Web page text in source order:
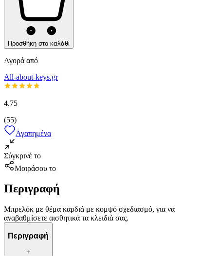
Προσθήκη στο καλάθι
Αγορά από
All-about-keys.gr
4.75
(55)
Αγαπημένα
Σύγκρινέ το
Μοιράσου το
Περιγραφή
Μπρελόκ με θέμα καρδιά με κομψό σχεδιασμό, για να
αναβαθμίσετε αισθητικά τα κλειδιά σας.
Περιγραφή
+